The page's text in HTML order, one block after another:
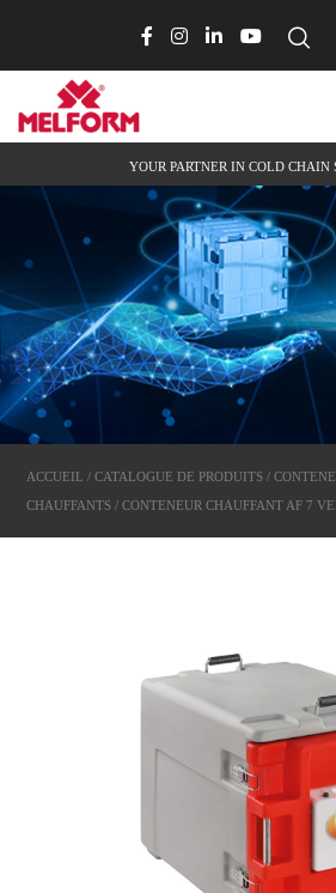
YOUR PARTNER IN COLD CHAIN
ACCUEIL /CATALOGUE DE PRODUITS /
CHAUFFANTS / CONTENEUR CHAUFFANT AF 7